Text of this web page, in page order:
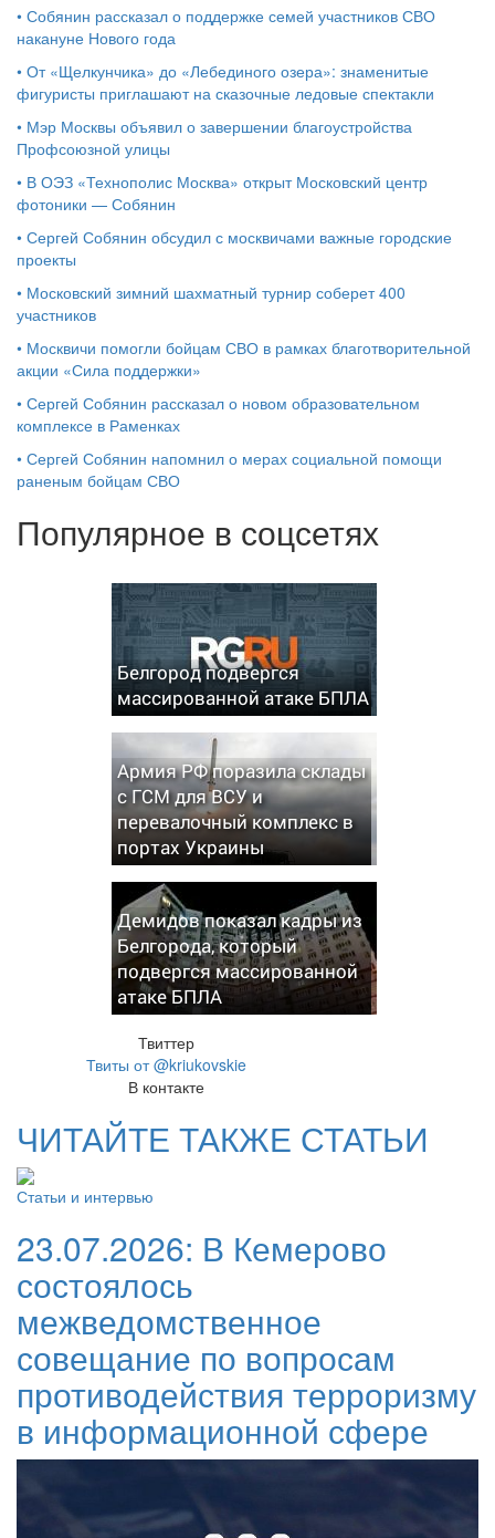
• Собянин рассказал о поддержке семей участников СВО
накануне Нового года
• От «Щелкунчика» до «Лебединого озера»: знаменитые
фигуристы приглашают на сказочные ледовые спектакли
• Мэр Москвы объявил о завершении благоустройства
Профсоюзной улицы
• В ОЭЗ «Технополис Москва» открыт Московский центр
фотоники — Собянин
• Сергей Собянин обсудил с москвичами важные городские
проекты
• Московский зимний шахматный турнир соберет 400
участников
• Москвичи помогли бойцам СВО в рамках благотворительной
акции «Сила поддержки»
• Сергей Собянин рассказал о новом образовательном
комплексе в Раменках
• Сергей Собянин напомнил о мерах социальной помощи
раненым бойцам СВО
Популярное в соцсетях
Белгород подвергся
массированной атаке БПЛА
Армия РФ поразила склады
с ГСМ для ВСУ и
перевалочный комплекс в
портах Украины
Демидов показал кадры из
Белгорода, который
подвергся массированной
атаке БПЛА
Твиттер
Твиты от @kriukovskie
В контакте
ЧИТАЙТЕ ТАКЖЕ СТАТЬИ
Статьи и интервью
23.07.2026: В Кемерово
состоялось
межведомственное
совещание по вопросам
противодействия терроризму
в информационной сфере